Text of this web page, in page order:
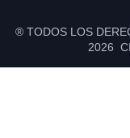
® TODOS LOS
2026